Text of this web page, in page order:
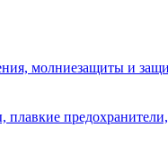
молниезащиты и
плавкие